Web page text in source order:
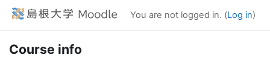
Skip to main content
You are not logged in. (Log in)
Course info